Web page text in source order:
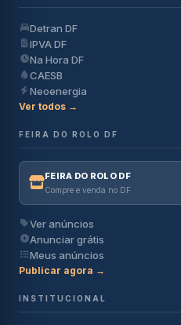
Detran DF
IPVA DF
Na Hora DF
CAESB
Neoenergia
Ver todos →
FEIRA DO ROLO DF
FEIRA DO ROLO DF
Compre e venda no DF
Ver anúncios
Anunciar grátis
Meus anúncios
Publicar agora →
INSTITUCIONAL